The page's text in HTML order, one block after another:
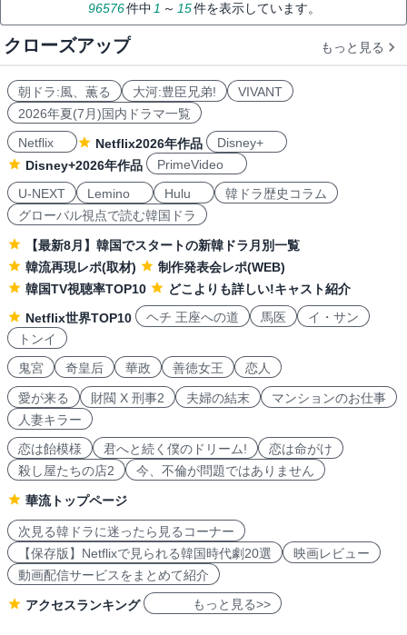
96576件中 1 ～ 15件を表示しています。
クローズアップ もっと見る
朝ドラ:風、薫る 大河:豊臣兄弟!
VIVANT
2026年夏(7月)国内ドラマ一覧
Netflix
Netflix2026年作品
Disney+
Disney+2026年作品
PrimeVideo
U-NEXT
Lemino Hulu
韓ドラ歴史コラム
グローバル視点で読む韓国ドラ
【最新8月】韓国でスタートの新韓ドラ月別一覧
韓流再現レポ(取材)
制作発表会レポ(WEB)
韓国TV視聴率TOP10
どこよりも詳しい!キャスト紹介
Netflix世界TOP10
ヘチ 王座への道 馬医
イ・サン
トンイ
鬼宮
奇皇后 華政 善徳女王 恋人
愛が来る 財閥 X 刑事2 夫婦の結末
マンションのお仕事
人妻キラー
恋は飴模様
君へと続く僕のドリーム!
恋は命がけ
殺し屋たちの店2
今、不倫が問題ではありません
華流トップページ
次見る韓ドラに迷ったら見るコーナー
【保存版】Netflixで見られる韓国時代劇20選
映画レビュー
動画配信サービスをまとめて紹介
アクセスランキング もっと見る>>